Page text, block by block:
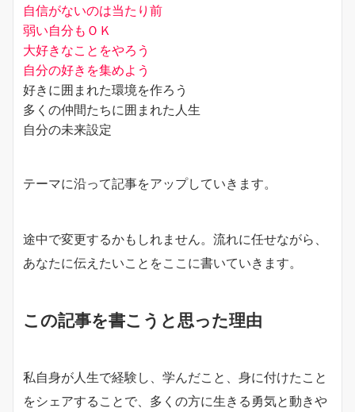
自信がないのは当たり前
弱い自分もＯＫ
大好きなことをやろう
自分の好きを集めよう
好きに囲まれた環境を作ろう
多くの仲間たちに囲まれた人生
自分の未来設定
テーマに沿って記事をアップしていきます。
途中で変更するかもしれません。流れに任せながら、
あなたに伝えたいことをここに書いていきます。
この記事を書こうと思った理由
私自身が人生で経験し、学んだこと、身に付けたこと
をシェアすることで、多くの方に生きる勇気と動きや